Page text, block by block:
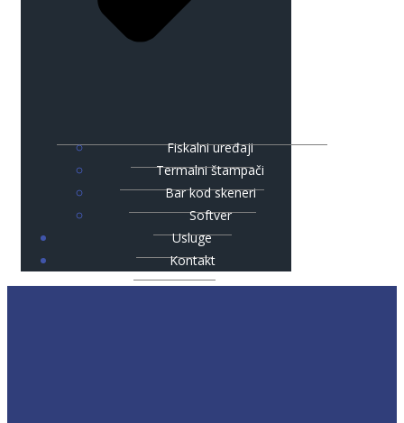
Fiskalni uređaji
Termalni štampači
Bar kod skeneri
Softver
Usluge
Kontakt